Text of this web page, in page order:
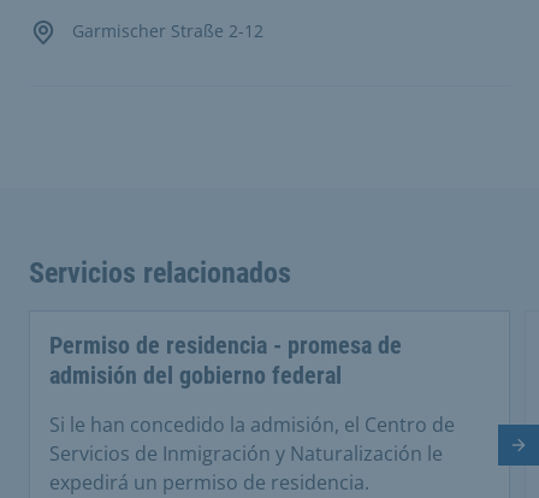
Garmischer Straße 2-12
Servicios relacionados
Permiso de residencia - promesa de
admisión del gobierno federal
Si le han concedido la admisión, el Centro de
Servicios de Inmigración y Naturalización le
expedirá un permiso de residencia.